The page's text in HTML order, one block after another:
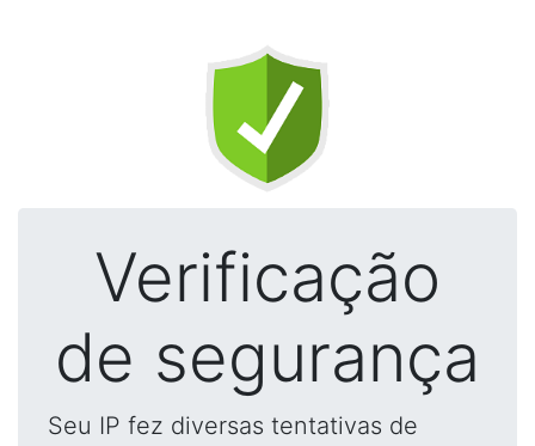
Verificação
de segurança
Seu IP fez diversas tentativas de